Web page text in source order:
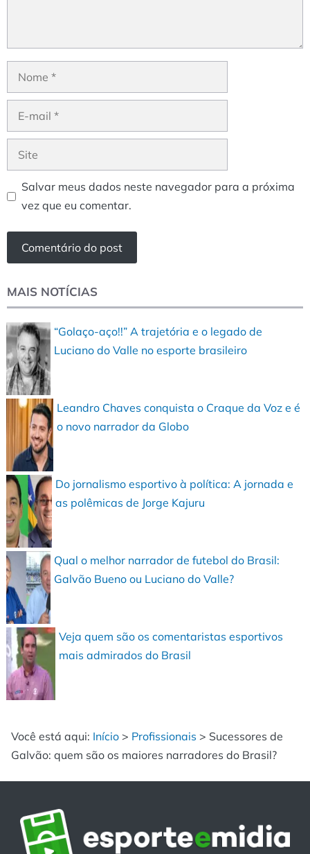
Nome
Site
Salvar meus dados neste navegador para a próxima
vez que eu comentar.
MAIS NOTÍCIAS
“Golaço-aço!!” A trajetória e o legado de
Luciano do Valle no esporte brasileiro
Leandro Chaves conquista o Craque da Voz e é
o novo narrador da Globo
Do jornalismo esportivo à política: A jornada e
as polêmicas de Jorge Kajuru
Qual o melhor narrador de futebol do Brasil:
Galvão Bueno ou Luciano do Valle?
Veja quem são os comentaristas esportivos
mais admirados do Brasil
Você está aqui: Início > Profissionais > Sucessores de
Galvão: quem são os maiores narradores do Brasil?